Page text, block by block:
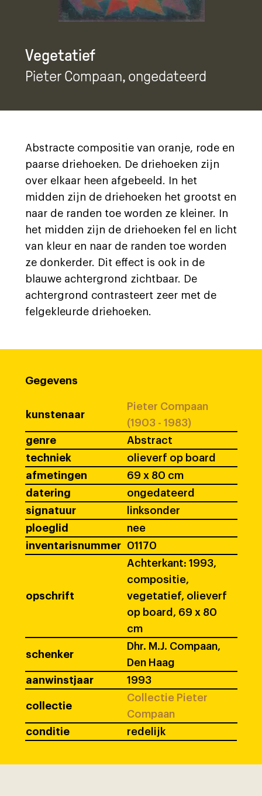
Vegetatief
Pieter Compaan, ongedateerd
Abstracte compositie van oranje, rode en
paarse driehoeken. De driehoeken zijn
over elkaar heen afgebeeld. In het
midden zijn de driehoeken het grootst en
naar de randen toe worden ze kleiner. In
het midden zijn de driehoeken fel en licht
van kleur en naar de randen toe worden
ze donkerder. Dit effect is ook in de
blauwe achtergrond zichtbaar. De
achtergrond contrasteert zeer met de
felgekleurde driehoeken.
Gegevens
kunstenaar
Pieter Compaan
(1903 - 1983)
genre
Abstract
techniek
olieverf op board
afmetingen
69 x 80 cm
datering
ongedateerd
signatuur
linksonder
ploeglid
nee
inventarisnummer
01170
opschrift
Achterkant: 1993,
compositie,
vegetatief, olieverf
op board, 69 x 80
cm
schenker
Dhr. M.J. Compaan,
Den Haag
aanwinstjaar
1993
collectie
Collectie Pieter
Compaan
conditie
redelijk